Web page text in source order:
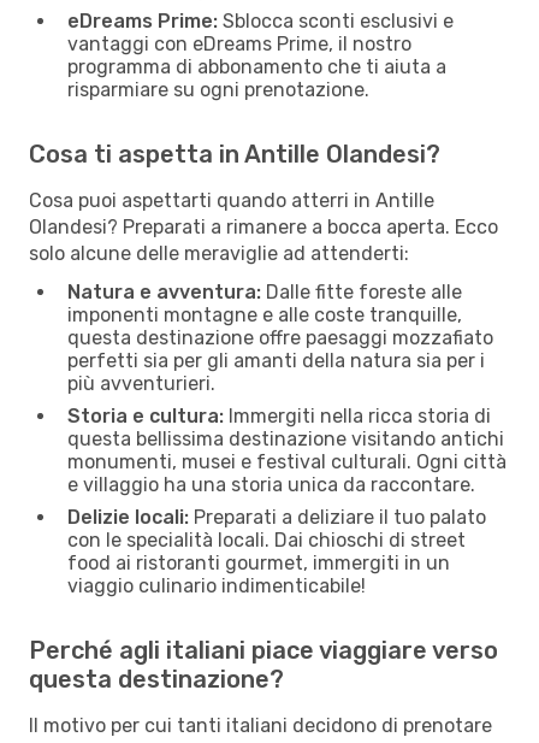
eDreams Prime: Sblocca sconti esclusivi e
vantaggi con eDreams Prime, il nostro
programma di abbonamento che ti aiuta a
risparmiare su ogni prenotazione.
Cosa ti aspetta in Antille Olandesi?
Cosa puoi aspettarti quando atterri in Antille
Olandesi? Preparati a rimanere a bocca aperta. Ecco
solo alcune delle meraviglie ad attenderti:
Natura e avventura: Dalle fitte foreste alle
imponenti montagne e alle coste tranquille,
questa destinazione offre paesaggi mozzafiato
perfetti sia per gli amanti della natura sia per i
più avventurieri.
Storia e cultura: Immergiti nella ricca storia di
questa bellissima destinazione visitando antichi
monumenti, musei e festival culturali. Ogni città
e villaggio ha una storia unica da raccontare.
Delizie locali: Preparati a deliziare il tuo palato
con le specialità locali. Dai chioschi di street
food ai ristoranti gourmet, immergiti in un
viaggio culinario indimenticabile!
Perché agli italiani piace viaggiare verso
questa destinazione?
Il motivo per cui tanti italiani decidono di prenotare